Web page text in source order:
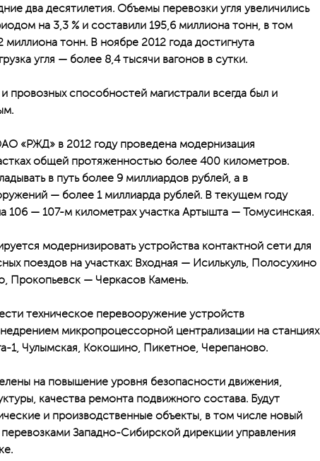
два десятилетия. Объемы перевозки угля увеличились
на 3,3 % и составили 195,6 миллиона тонн, в том
миллиона тонн. В ноябре 2012 года достигнута
угля — более 8,4 тысячи вагонов в сутки.
провозных способностей магистрали всегда был и
«РЖД» в 2012 году проведена модернизация
общей протяженностью более 400 километров.
в путь более 9 миллиардов рублей, а в
— более 1 миллиарда рублей. В текущем году
106 — 107-м километрах участка Артышта — Томусинская.
модернизировать устройства контактной сети для
поездов на участках: Входная — Исилькуль, Полосухино
Прокопьевск — Черкасов Камень.
техническое перевооружение устройств
микропроцессорной централизации на станциях
1, Чулымская, Кокошино, Пикетное, Черепаново.
на повышение уровня безопасности движения,
качества ремонта подвижного состава. Будут
и производственные объекты, в том числе новый
Западно-Cибирской дирекции управления